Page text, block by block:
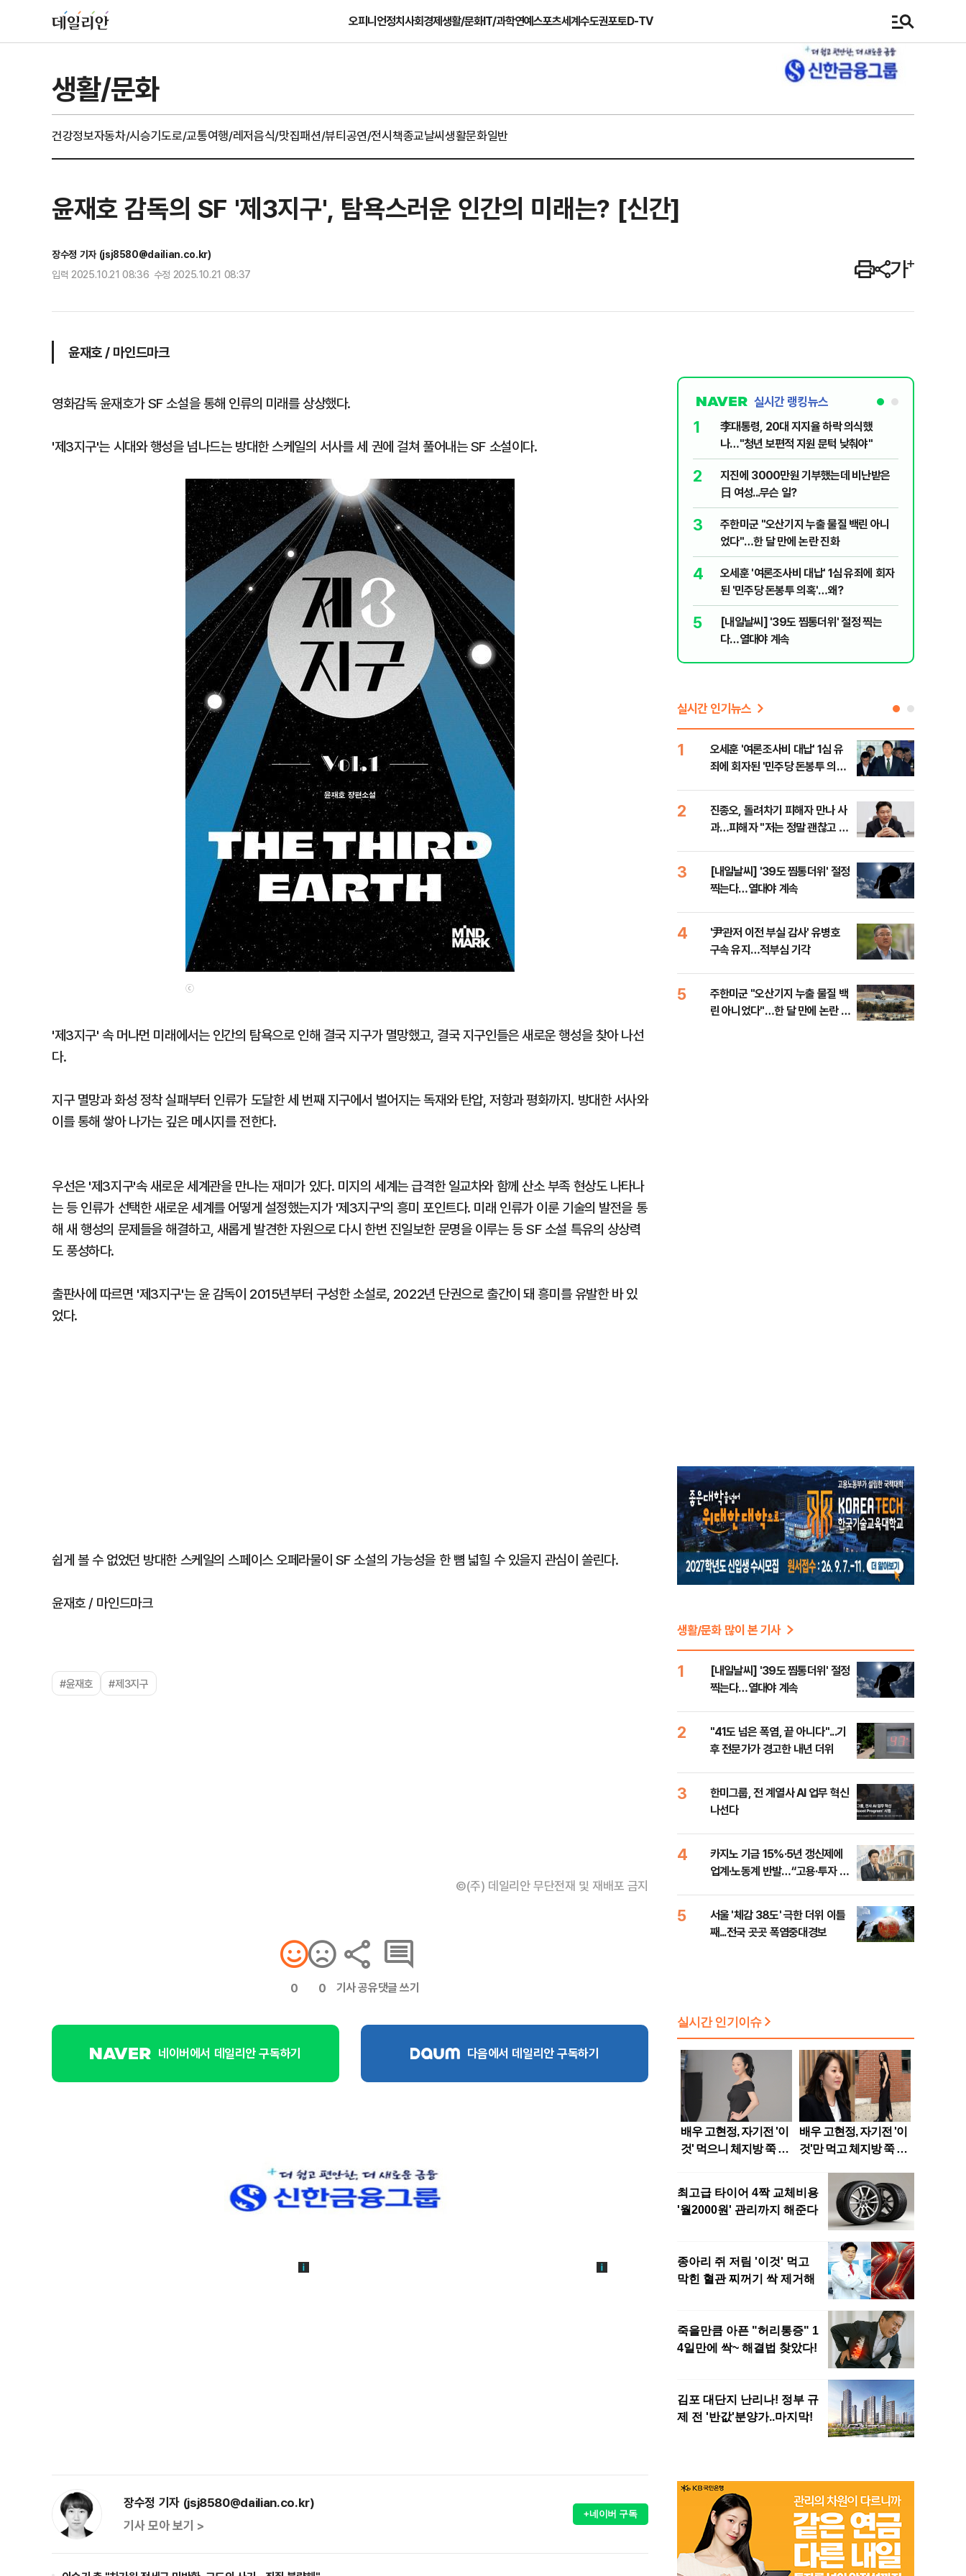
오피니언정치사회경제생활/문화IT/과학연예스포츠세계수도권포토D-TV
생활/문화
건강정보자동차/시승기도로/교통여행/레저음식/맛집패션/뷰티공연/전시책종교날씨생활문화일반
윤재호 감독의 SF '제3지구', 탐욕스러운 인간의 미래는? [신간]
장수정 기자 (jsj8580@dailian.co.kr)
입력 2025.10.21 08:36 수정 2025.10.21 08:37
윤재호 / 마인드마크
영화감독 윤재호가 SF 소설을 통해 인류의 미래를 상상했다.
'제3지구'는 시대와 행성을 넘나드는 방대한 스케일의 서사를 세 권에 걸쳐 풀어내는 SF 소설이다.
ⓒ
'제3지구' 속 머나먼 미래에서는 인간의 탐욕으로 인해 결국 지구가 멸망했고, 결국 지구인들은 새로운 행성을 찾아 나선
다.
지구 멸망과 화성 정착 실패부터 인류가 도달한 세 번째 지구에서 벌어지는 독재와 탄압, 저항과 평화까지. 방대한 서사와
이를 통해 쌓아 나가는 깊은 메시지를 전한다.
우선은 '제3지구'속 새로운 세계관을 만나는 재미가 있다. 미지의 세계는 급격한 일교차와 함께 산소 부족 현상도 나타나
는 등 인류가 선택한 새로운 세계를 어떻게 설정했는지가 '제3지구'의 흥미 포인트다. 미래 인류가 이룬 기술의 발전을 통
해 새 행성의 문제들을 해결하고, 새롭게 발견한 자원으로 다시 한번 진일보한 문명을 이루는 등 SF 소설 특유의 상상력
도 풍성하다.
출판사에 따르면 '제3지구'는 윤 감독이 2015년부터 구성한 소설로, 2022년 단권으로 출간이 돼 흥미를 유발한 바 있
었다.
쉽게 볼 수 없었던 방대한 스케일의 스페이스 오페라물이 SF 소설의 가능성을 한 뼘 넓힐 수 있을지 관심이 쏠린다.
윤재호 / 마인드마크
#윤재호 #제3지구
©(주) 데일리안 무단전재 및 재배포 금지
0 0 기사 공유댓글 쓰기
네이버에서 데일리안 구독하기 다음에서 데일리안 구독하기
장수정 기자 (jsj8580@dailian.co.kr)
기사 모아 보기 >
+네이버 구독
실시간 랭킹뉴스
1
李대통령, 20대 지지율 하락 의식했
나…"청년 보편적 지원 문턱 낮춰야"
2
지진에 3000만원 기부했는데 비난받은
日 여성...무슨 일?
3
주한미군 "오산기지 누출 물질 백린 아니
었다"…한 달 만에 논란 진화
4
오세훈 '여론조사비 대납' 1심 유죄에 회자
된 '민주당 돈봉투 의혹'…왜?
5
[내일날씨] '39도 찜통더위' 절정 찍는
다…열대야 계속
실시간 인기뉴스
1
오세훈 '여론조사비 대납' 1심 유
죄에 회자된 '민주당 돈봉투 의
2
진종오, 돌려차기 피해자 만나 사
과…피해자 "저는 정말 괜찮고 징
3
[내일날씨] '39도 찜통더위' 절정
찍는다…열대야 계속
4
'尹관저 이전 부실 감사' 유병호
구속 유지…적부심 기각
5
주한미군 "오산기지 누출 물질 백
린 아니었다"…한 달 만에 논란 진
생활/문화 많이 본 기사
1
[내일날씨] '39도 찜통더위' 절정
찍는다…열대야 계속
2
"41도 넘은 폭염, 끝 아니다"...기
후 전문가가 경고한 내년 더위
3
한미그룹, 전 계열사 AI 업무 혁신
나선다
4
카지노 기금 15%·5년 갱신제에
업계·노동계 반발…“고용·투자 흔
5
서울 '체감 38도' 극한 더위 이틀
째...전국 곳곳 폭염중대경보